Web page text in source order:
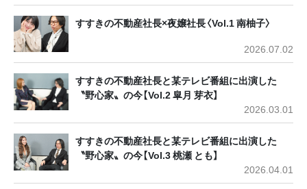
すすきの不動産社長×夜嬢社長〈Vol.1 南柚子〉
2026.07.02
すすきの不動産社長と某テレビ番組に出演した
〝野心家〟の今【Vol.2 皐月 芽衣】
2026.03.01
すすきの不動産社長と某テレビ番組に出演した
〝野心家〟の今【Vol.3 桃瀬 とも】
2026.04.01